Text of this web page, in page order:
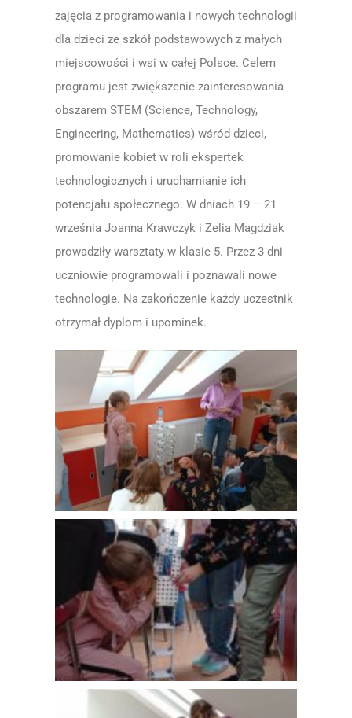
zajęcia z programowania i nowych technologii
dla dzieci ze szkół podstawowych z małych
miejscowości i wsi w całej Polsce. Celem
programu jest zwiększenie zainteresowania
obszarem STEM (Science, Technology,
Engineering, Mathematics) wśród dzieci,
promowanie kobiet w roli ekspertek
technologicznych i uruchamianie ich
potencjału społecznego. W dniach 19 – 21
września Joanna Krawczyk i Zelia Magdziak
prowadziły warsztaty w klasie 5. Przez 3 dni
uczniowie programowali i poznawali nowe
technologie. Na zakończenie każdy uczestnik
otrzymał dyplom i upominek.